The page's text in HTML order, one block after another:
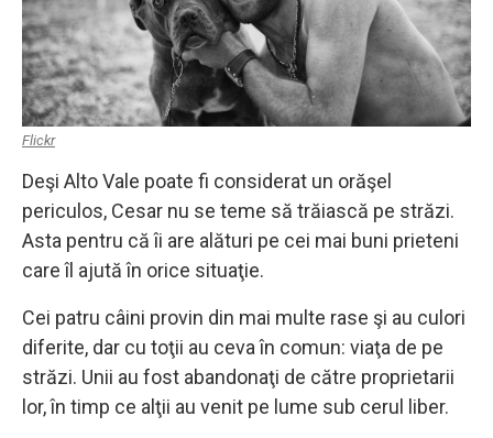
Flickr
Deşi Alto Vale poate fi considerat un orăşel
periculos, Cesar nu se teme să trăiască pe străzi.
Asta pentru că îi are alături pe cei mai buni prieteni
care îl ajută în orice situaţie.
Cei patru câini provin din mai multe rase şi au culori
diferite, dar cu toţii au ceva în comun: viaţa de pe
străzi. Unii au fost abandonaţi de către proprietarii
lor, în timp ce alţii au venit pe lume sub cerul liber.